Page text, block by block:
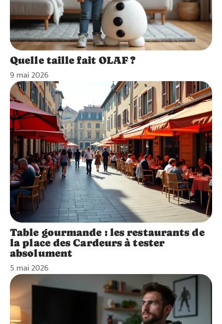
Quelle taille fait OLAF ?
9 mai 2026
Table gourmande : les restaurants de
la place des Cardeurs à tester
absolument
5 mai 2026